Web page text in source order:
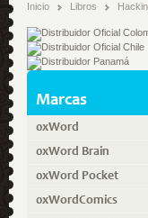
Inicio Libros
Marcas
0xWord
0xWord Brain
0xWord Pocket
0xWordComics